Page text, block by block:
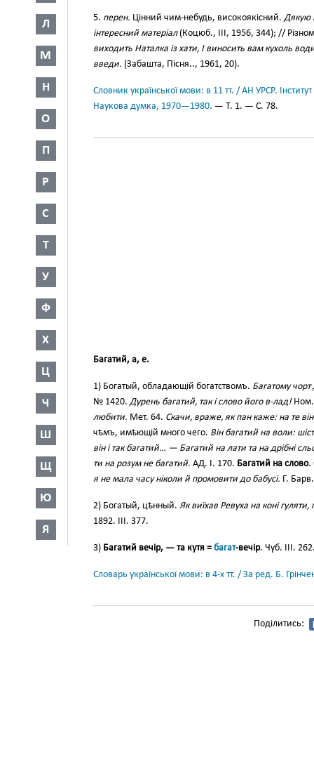
Л
М
Н
О
П
Р
С
Т
У
Ф
Х
Ц
Ч
Ш
Щ
Ю
Я
5. перен. Цінний чим-небудь, високоякісний.Дякую
інтересний матеріал(Коцюб., III, 1956, 344); //
виходить Наталка із хати, І виносить вам кухоль
введи. (Забашта, Пісня.., 1961, 20).
Словник української мови: в 11 тт. / АН УРСР.
Наукова думка, 1970—1980. — Т. 1. — С. 78.
Багатий, а, е.
1) Богатый, обладающій богатствомъ. Багатому
№ 1420.Дурень багатий, так і слово його в-лад!
любити. Мет. 64. Скачи, враже, як пан каже: на те
чѣмъ, имѣющій много чего. Він багатий на воли:
він і так багатий… — Багатий на лати та на дрібні
ти на розум не багатий. АД. І. 170. Багатий на слово.
я не мала часу ніколи й промовити до бабусі. Г.
2) Богатый, цѣнный. Як виїхав Ревуха на коні
1892. III. 377.
3) Багатий вечір, — та кутя = багат-вечір. Чуб. ІІІ.
Словарь української мови: в 4-х тт. / За ред. Б.
Поділитись: